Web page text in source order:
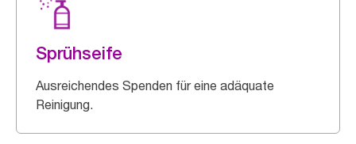
Sprühseife
Ausreichendes Spenden für eine adäquate
Reinigung.